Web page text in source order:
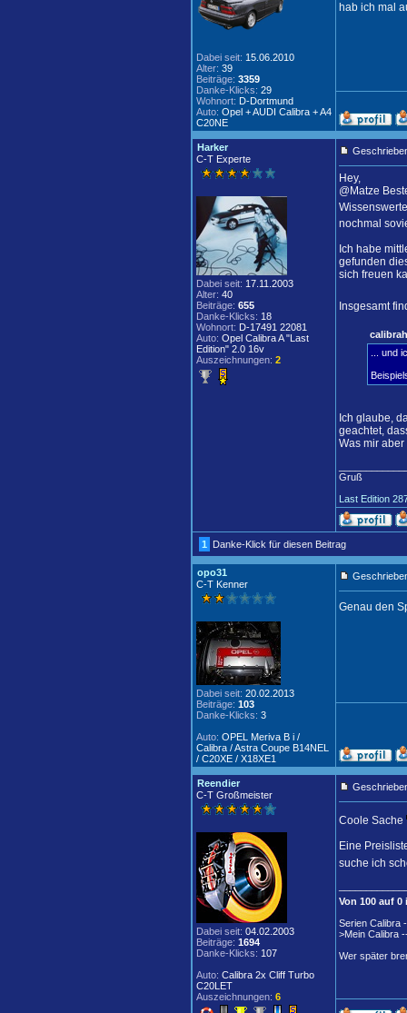
Dabei seit: 15.06.2010
Alter: 39
Beiträge: 3359
Danke-Klicks: 29
Wohnort: D-Dortmund
Auto: Opel + AUDI Calibra + A4
C20NE
hab ich mal
Harker
C-T Experte
Dabei seit: 17.11.2003
Alter: 40
Beiträge: 655
Danke-Klicks: 18
Wohnort: D-17491 22081
Auto: Opel Calibra A "Last
Edition" 2.0 16v
Auszeichnungen: 2
Hey,
@Matze
nochmal
Ich habe
gefunden
sich freuen
Insgesamt
... und
Ich glaube,
geachtet,
Was mir
Gruß
Last Edition
1 Danke-Klick für diesen Beitrag
opo31
C-T Kenner
Dabei seit: 20.02.2013
Beiträge: 103
Danke-Klicks: 3
Auto: OPEL Meriva B i /
Calibra / Astra Coupe B14NEL
/ C20XE / X18XE1
Genau den
Reendier
C-T Großmeister
Dabei seit: 04.02.2003
Beiträge: 1694
Danke-Klicks: 107
Auto: Calibra 2x Cliff Turbo
C20LET
Auszeichnungen: 6
Coole Sache
Eine
suche ich
Von 100 auf
Serien Calibra
>Mein Calibra
Wer später